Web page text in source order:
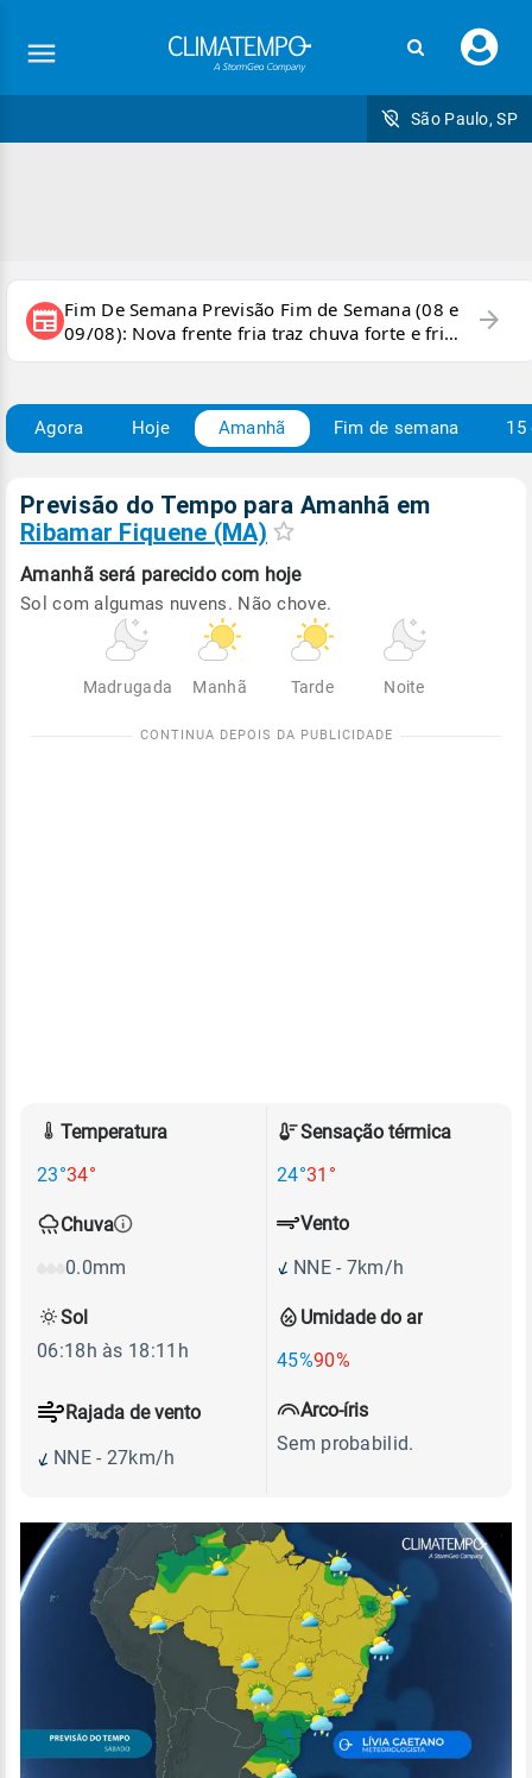
seu
São Paulo, SP
newspaper Fim De Semana Previsão Fim de Semana (08 e
09/08): Nova frente fria traz chuva forte e frio
para áreas do país
arrow_forward
Agora Hoje Amanhã Fim de semana 15
Previsão do Tempo para Amanhã em
Ribamar Fiquene (MA)
Amanhã será parecido com hoje
Sol com algumas nuvens. Não chove.
Madrugada Manhã Tarde Noite
Temperatura
23°34°
Sensação térmica
24°31°
Chuva
0.0mm
Umidade do ar
45%90%
Vento
NNE - 7km/h
Rajada de vento
NNE - 27km/h
Sol
06:18h às 18:11h
Arco-íris
Sem probabilid.